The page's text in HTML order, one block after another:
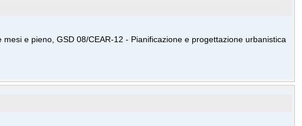
e pieno, GSD 08/CEAR-12 - Pianificazione e progettazione urbanistica